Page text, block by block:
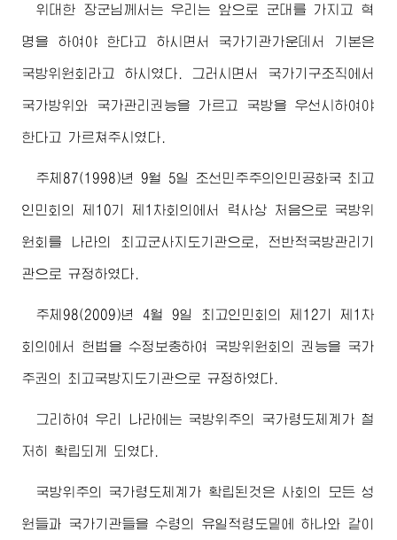
위대한 장군님 께서는 우리는 앞으로 군대를 가지고 혁
명을 하여야 한다고 하시면서 국가기관가운데서 기본은
국방위원회라고 하시였다. 그러시면서 국가기구조직에서
국가방위와 국가관리권능을 가르고 국방을 우선시하여야
한다고 가르쳐주시였다.
주체87(1998)년 9월 5일 조선민주주의인민공화국 최고
인민회의 제10기 제1차회의에서 력사상 처음으로 국방위
원회를 나라의 최고군사지도기관으로, 전반적국방관리기
관으로 규정하였다.
주체98(2009)년 4월 9일 최고인민회의 제12기 제1차
회의에서 헌법을 수정보충하여 국방위원회의 권능을 국가
주권의 최고국방지도기관으로 규정하였다.
그리하여 우리 나라에는 국방위주의 국가령도체계가 철
저히 확립되게 되였다.
국방위주의 국가령도체계가 확립된것은 사회의 모든 성
원들과 국가기관들을 수령의 유일적령도밑에 하나와 같이